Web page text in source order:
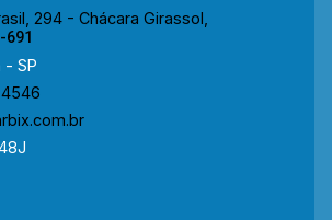
restaurante. Para saber
IMÓVEIS -
mudança!
294 - Chácara Girassol,
691
- SP